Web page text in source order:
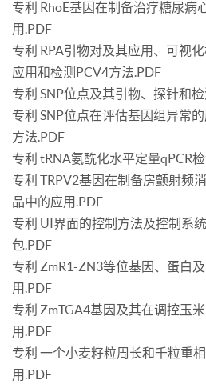
专利 RhoE基因在制备治疗糖尿病
用.PDF
专利 RPA引物对及其应用、可视
应用和检测PCV4方法.PDF
专利 SNP位点及其引物、探针和
专利 SNP位点在评估基因组异常
方法.PDF
专利 tRNA氨酰化水平定量qPCR
专利 TRPV2基因在制备房颤射频
品中的应用.PDF
专利 UI界面的控制方法及控制系
包.PDF
专利 ZmR1-ZN3等位基因、蛋白
用.PDF
专利 ZmTGA4基因及其在调控玉
用.PDF
专利 一个小麦籽粒周长和千粒重
用.PDF